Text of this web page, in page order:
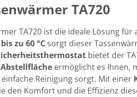
TA720
TA720 ist die ideale Lösung
bis zu 60 °C sorgt dieser
bietet der
Abstellfläche ermöglicht es Ihnen,
Reinigung sorgt. Mit einer
den Komfort und die Effizienz